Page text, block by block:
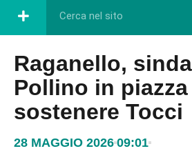
Raganello,
Pollino in
sostenere Tocci
28 MAGGIO 2026 09:01